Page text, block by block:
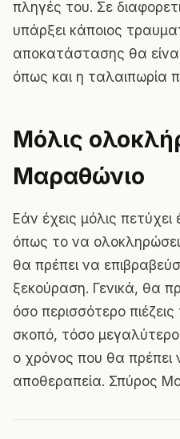
πληγές του. Σε
υπάρξει κάποιος
αποκατάστασης θα
όπως και η ταλαιπωρία
Μόλις
Μαραθώνιο
Εάν έχεις μόλις
όπως το να
θα πρέπει να
ξεκούραση. Γενικά, θα
όσο περισσότερο
σκοπό, τόσο
ο χρόνος που θα πρέπει
αποθεραπεία. Σπύρος